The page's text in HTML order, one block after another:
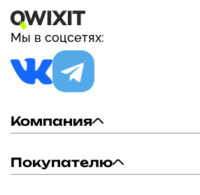
Мы в соцсетях:
Компания
Покупателю